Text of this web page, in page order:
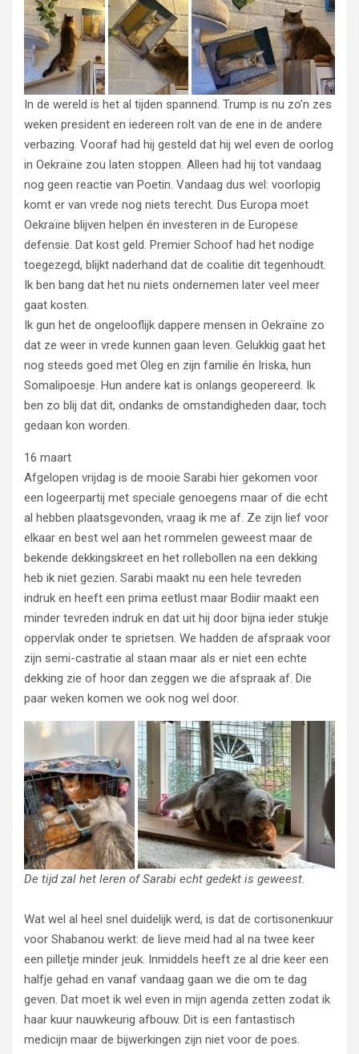
In de wereld is het al tijden spannend. Trump is nu zo’n zes
weken president en iedereen rolt van de ene in de andere
verbazing. Vooraf had hij gesteld dat hij wel even de oorlog
in Oekraïne zou laten stoppen. Alleen had hij tot vandaag
nog geen reactie van Poetin. Vandaag dus wel: voorlopig
komt er van vrede nog niets terecht. Dus Europa moet
Oekraïne blijven helpen én investeren in de Europese
defensie. Dat kost geld. Premier Schoof had het nodige
toegezegd, blijkt naderhand dat de coalitie dit tegenhoudt.
Ik ben bang dat het nu niets ondernemen later veel meer
gaat kosten.
Ik gun het de ongelooflijk dappere mensen in Oekraïne zo
dat ze weer in vrede kunnen gaan leven. Gelukkig gaat het
nog steeds goed met Oleg en zijn familie én Iriska, hun
Somalipoesje. Hun andere kat is onlangs geopereerd. Ik
ben zo blij dat dit, ondanks de omstandigheden daar, toch
gedaan kon worden.
16 maart
Afgelopen vrijdag is de mooie Sarabi hier gekomen voor
een logeerpartij met speciale genoegens maar of die echt
al hebben plaatsgevonden, vraag ik me af. Ze zijn lief voor
elkaar en best wel aan het rommelen geweest maar de
bekende dekkingskreet en het rollebollen na een dekking
heb ik niet gezien. Sarabi maakt nu een hele tevreden
indruk en heeft een prima eetlust maar Bodiir maakt een
minder tevreden indruk en dat uit hij door bijna ieder stukje
oppervlak onder te sprietsen. We hadden de afspraak voor
zijn semi-castratie al staan maar als er niet een echte
dekking zie of hoor dan zeggen we die afspraak af. Die
paar weken komen we ook nog wel door.
De tijd zal het leren of Sarabi echt gedekt is geweest.
Wat wel al heel snel duidelijk werd, is dat de cortisonenkuur
voor Shabanou werkt: de lieve meid had al na twee keer
een pilletje minder jeuk. Inmiddels heeft ze al drie keer een
halfje gehad en vanaf vandaag gaan we die om te dag
geven. Dat moet ik wel even in mijn agenda zetten zodat ik
haar kuur nauwkeurig afbouw. Dit is een fantastisch
medicijn maar de bijwerkingen zijn niet voor de poes.